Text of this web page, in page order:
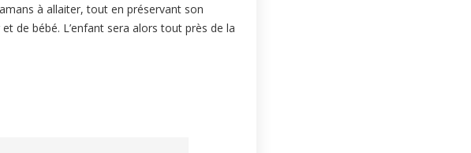
à allaiter, tout en préservant son
de bébé. L’enfant sera alors tout près de la